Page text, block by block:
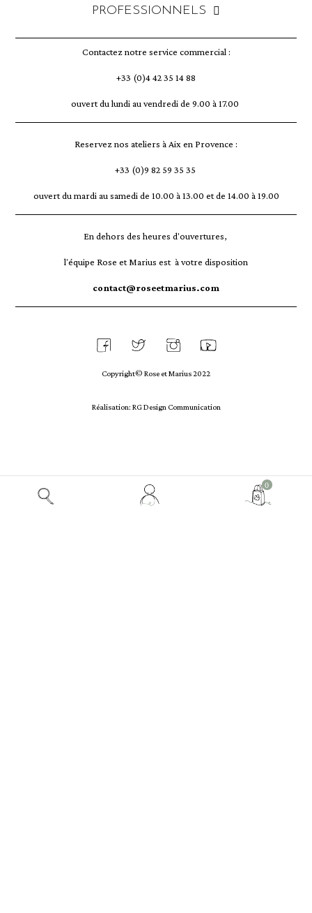
Mon
compte
0
PROFESSIONNELS
Contactez notre service commercial :
+33 (0)4 42 35 14 88
ouvert du lundi au vendredi de 9.00 à 17.00
Reservez nos ateliers à Aix en Provence :
+33 (0)9 82 59 35 35
ouvert du mardi au samedi de 10.00 à 13.00 et de 14.00 à 19.00
En dehors des heures d'ouvertures,
l'équipe Rose et Marius est à votre disposition
contact@roseetmarius.com
Réalisation: RG Design Communication
Copyright© Rose et Marius 2022